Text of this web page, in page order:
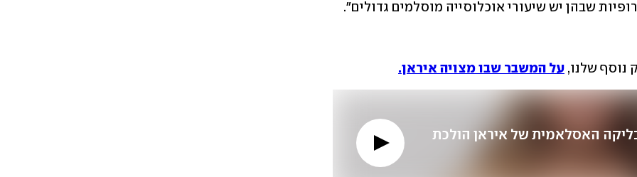
שבהן יש שיעורי אוכלוסייה מוסלמים גדולים".
נוסף שלנו, על המשבר שבו מצויה איראן.